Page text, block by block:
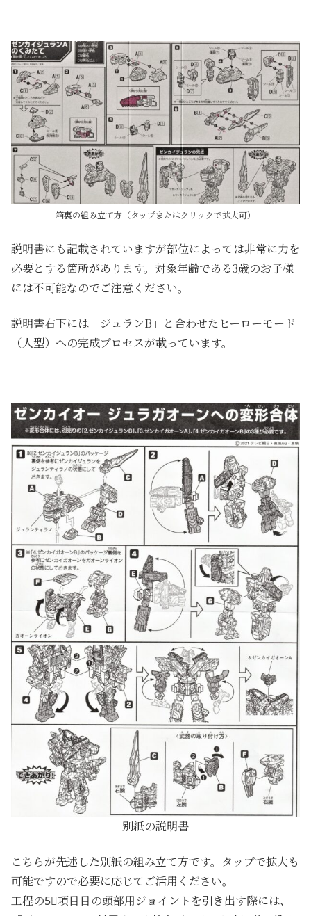
箱裏の組み立て方（タップまたはクリックで拡大可）
説明書にも記載されていますが部位によっては非常に力を
必要とする箇所があります。対象年齢である3歳のお子様
には不可能なのでご注意ください。
説明書右下には「ジュランB」と合わせたヒーローモード
（人型）への完成プロセスが載っています。
別紙の説明書
こちらが先述した別紙の組み立て方です。タップで拡大も
可能ですので必要に応じてご活用ください。
工程の5⃣項目目の頭部用ジョイントを引き出す際には、